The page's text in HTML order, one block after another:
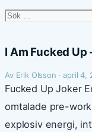
Sök
I Am Fucked
Av Erik Olsson · april 4,
Fucked Up Joker
omtalade pre-
explosiv energi,